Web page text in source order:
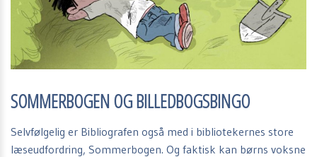
SOMMERBOGEN OG BILLEDBOGSBINGO
Selvfølgelig er Bibliografen også med i bibliotekernes store
læseudfordring, Sommerbogen. Og faktisk kan børns voksne